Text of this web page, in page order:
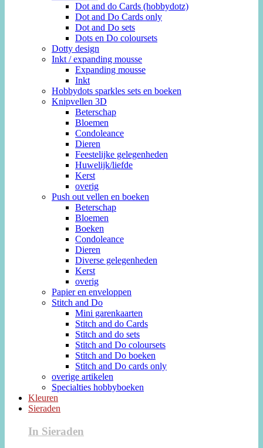
Dot and do Cards (hobbydotz)
Dot and Do Cards only
Dot and Do sets
Dots en Do coloursets
Dotty design
Inkt / expanding mousse
Expanding mousse
Inkt
Hobbydots sparkles sets en boeken
Knipvellen 3D
Beterschap
Bloemen
Condoleance
Dieren
Feestelijke gelegenheden
Huwelijk/liefde
Kerst
overig
Push out vellen en boeken
Beterschap
Bloemen
Boeken
Condoleance
Dieren
Diverse gelegenheden
Kerst
overig
Papier en enveloppen
Stitch and Do
Mini garenkaarten
Stitch and do Cards
Stitch and do sets
Stitch and Do coloursets
Stitch and Do boeken
Stitch and Do cards only
overige artikelen
Specialties hobbyboeken
Kleuren
Sieraden
In Sieraden